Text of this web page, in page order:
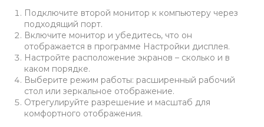
Подключите второй монитор к компьютеру через
подходящий порт.
Включите монитор и убедитесь, что он
отображается в программе Настройки дисплея.
Настройте расположение экранов – сколько и в
каком порядке.
Выберите режим работы: расширенный рабочий
стол или зеркальное отображение.
Отрегулируйте разрешение и масштаб для
комфортного отображения.